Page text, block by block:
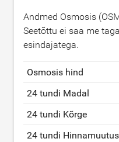
Andmed Osmosis
Seetõttu ei saa me
esindajatega.
Osmosis hind
24 tundi Madal
24 tundi Kõrge
24 tundi Hinnamuutus